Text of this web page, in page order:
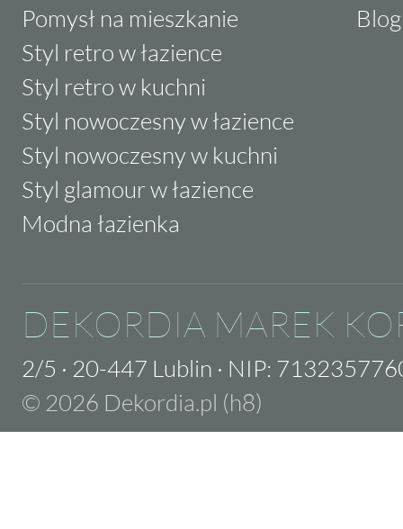
Pomysł na mieszkanie
Styl retro w łazience
Styl retro w kuchni
Styl nowoczesny w łazience
Styl nowoczesny w kuchni
Styl glamour w łazience
Modna łazienka
Blog
DEKORDIA MAREK
2/5 · 20-447 Lublin · NIP:
© 2026 Dekordia.pl (h8)